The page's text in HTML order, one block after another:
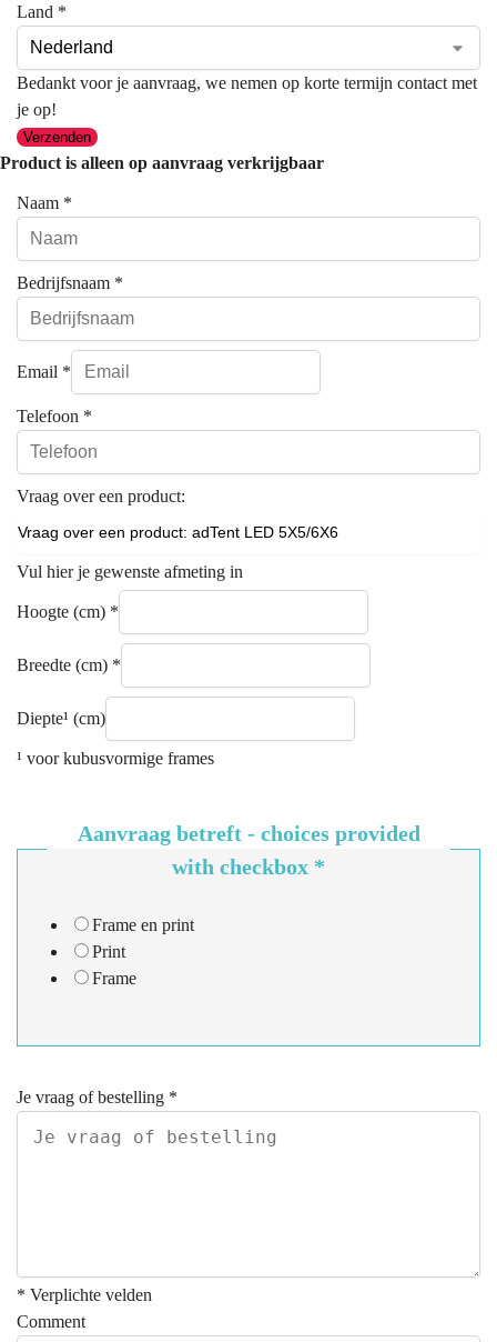
Land *
Bedankt voor je aanvraag, we nemen op korte termijn contact met
je op!
Verzenden
Product is alleen op aanvraag verkrijgbaar
Naam *
Bedrijfsnaam *
Email *
Telefoon *
Vraag over een product:
Vul hier je gewenste afmeting in
Hoogte (cm) *
Breedte (cm) *
Diepte¹ (cm)
¹ voor kubusvormige frames
Aanvraag betreft - choices provided
with checkbox *
Frame en print
Print
Frame
Je vraag of bestelling *
* Verplichte velden
Comment